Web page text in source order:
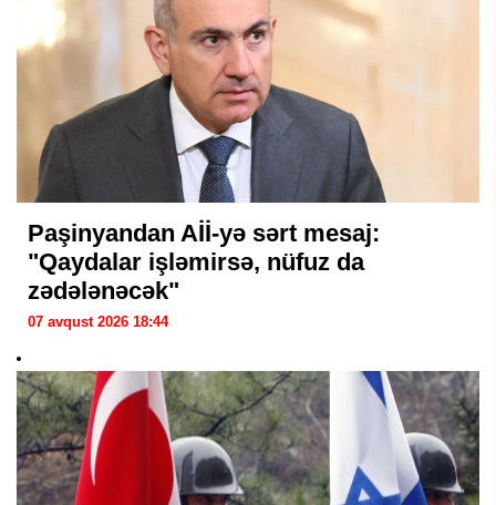
Paşinyandan Aİİ-yə sərt mesaj:
"Qaydalar işləmirsə, nüfuz da
zədələnəcək"
07 avqust 2026 18:44